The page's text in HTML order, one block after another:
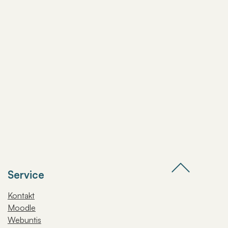
Service
Kontakt
Moodle
Webuntis